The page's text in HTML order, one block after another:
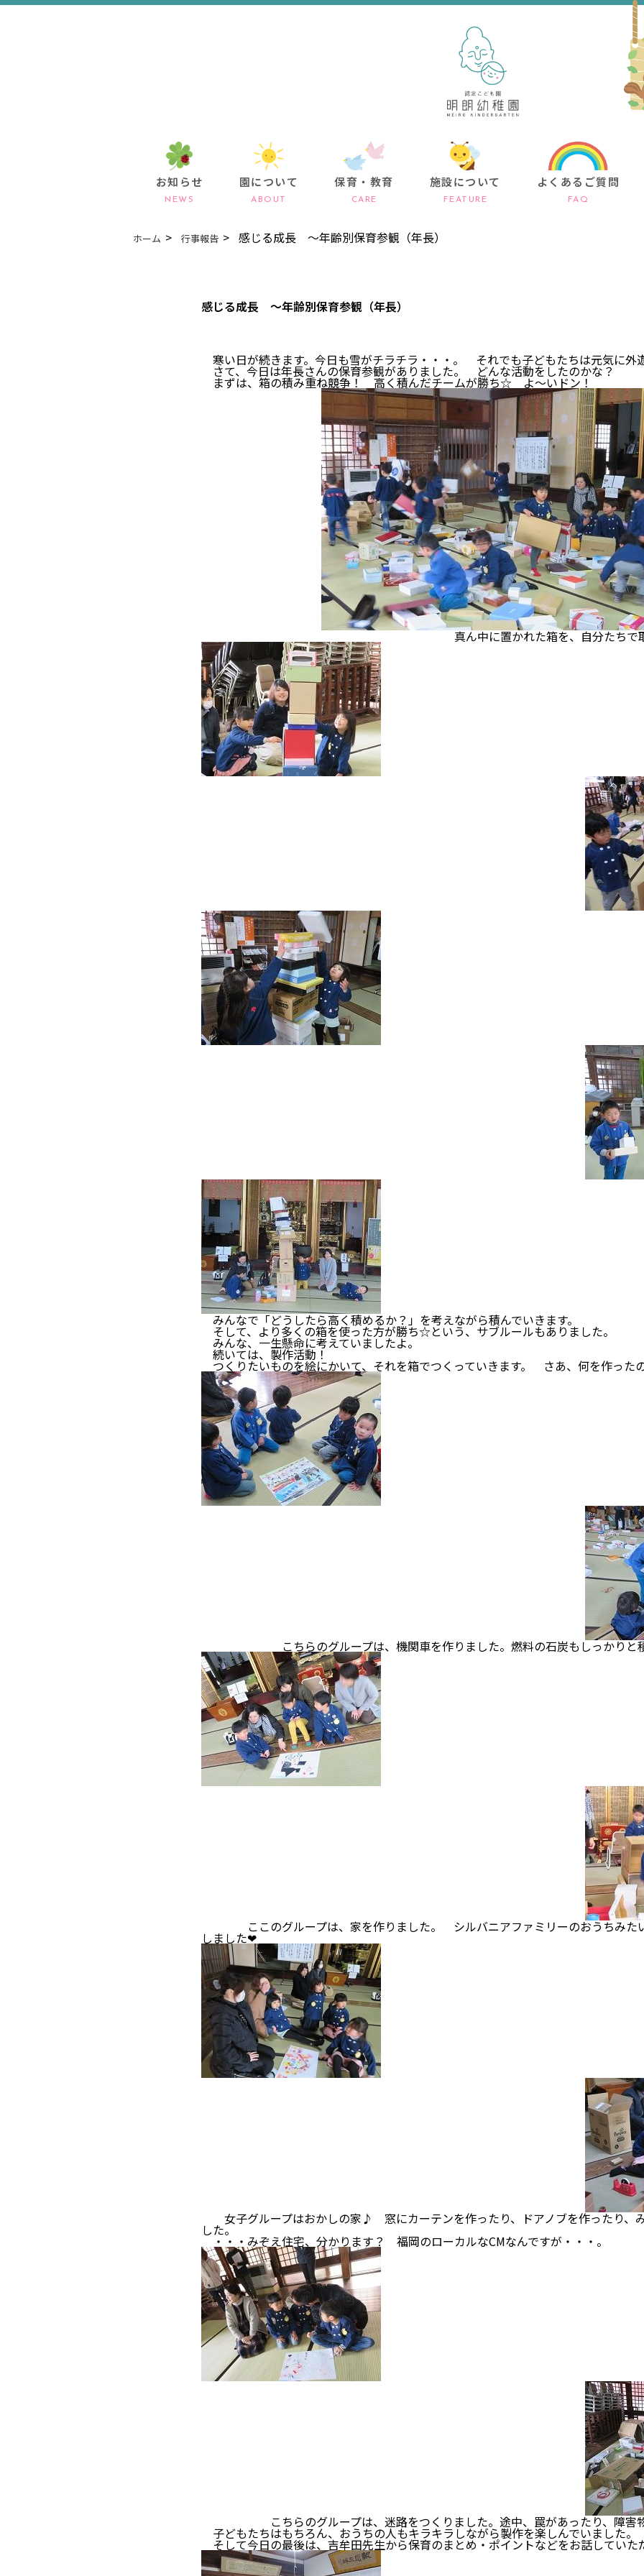
お知らせ
NEWS
園について
ABOUT
保育・教育
CARE
施設について
FEATURE
よくあるご質問
FAQ
ホーム 行事報告 感じる成長 ～年齢別保育参観（年長）
感じる成長 ～年齢別保育参観（年長）
寒い日が続きます。今日も雪がチラチラ・・・。 それでも子どもたちは元気に外
さて、今日は年長さんの保育参観がありました。 どんな活動をしたのかな？
まずは、箱の積み重ね競争！ 高く積んだチームが勝ち☆ よ～いドン！
真ん中に置かれた箱を、自分たちで取って
みんなで「どうしたら高く積めるか？」を考えながら積んでいきます。
そして、より多くの箱を使った方が勝ち☆という、サブルールもありました。
みんな、一生懸命に考えていましたよ。
続いては、製作活動！
つくりたいものを絵にかいて、それを箱でつくっていきます。 さあ、何を作った
こちらのグループは、機関車を作りました。燃料の石炭もしっかりと積
ここのグループは、家を作りました。 シルバニアファミリーのおうちみた
しました❤
女子グループはおかしの家♪ 窓にカーテンを作ったり、ドアノブを作ったり、
した。
・・・みぞえ住宅、分かります？ 福岡のローカルなCMなんですが・・・。
こちらのグループは、迷路をつくりました。途中、罠があったり、障害物
子どもたちはもちろん、おうちの人もキラキラしながら製作を楽しんでいました。
そして今日の最後は、吉牟田先生から保育のまとめ・ポイントなどをお話していた